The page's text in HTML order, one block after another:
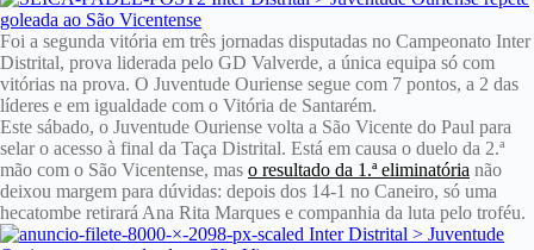
Foi a segunda vitória em três jornadas disputadas no Campeonato Inter
Distrital, prova liderada pelo GD Valverde, a única equipa só com
vitórias na prova. O Juventude Ouriense segue com 7 pontos, a 2 das
líderes e em igualdade com o Vitória de Santarém.
Este sábado, o Juventude Ouriense volta a São Vicente do Paul para
selar o acesso à final da Taça Distrital. Está em causa o duelo da 2.ª
mão com o São Vicentense, mas o resultado da 1.ª eliminatória não
deixou margem para dúvidas: depois dos 14-1 no Caneiro, só uma
hecatombe retirará Ana Rita Marques e companhia da luta pelo troféu.